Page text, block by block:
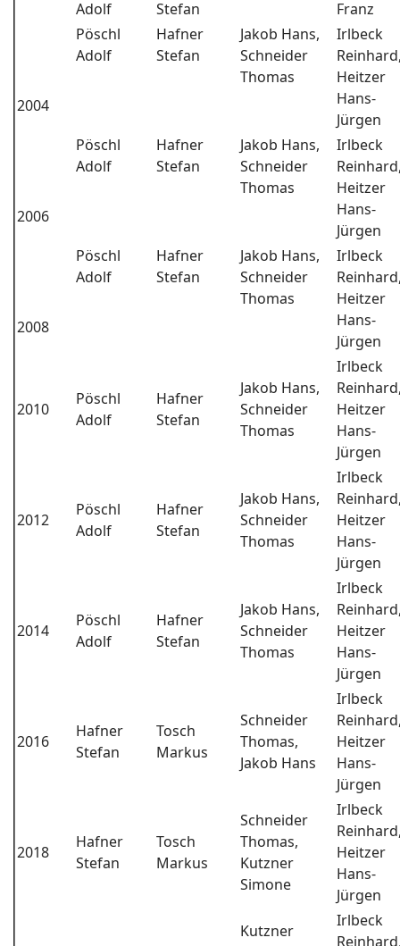
Adolf Stefan Franz
2004
Pöschl
Adolf
Hafner
Stefan
Jakob Hans,
Schneider
Thomas
Irlbeck
Heitzer
Hans-
Jürgen
2006
Pöschl
Adolf
Hafner
Stefan
Jakob Hans,
Schneider
Thomas
Irlbeck
Heitzer
Hans-
Jürgen
2008
Pöschl
Adolf
Hafner
Stefan
Jakob Hans,
Schneider
Thomas
Irlbeck
Heitzer
Hans-
Jürgen
2010
Pöschl
Adolf
Hafner
Stefan
Jakob Hans,
Schneider
Thomas
Irlbeck
Heitzer
Hans-
Jürgen
2012
Pöschl
Adolf
Hafner
Stefan
Jakob Hans,
Schneider
Thomas
Irlbeck
Heitzer
Hans-
Jürgen
2014
Pöschl
Adolf
Hafner
Stefan
Jakob Hans,
Schneider
Thomas
Irlbeck
Heitzer
Hans-
Jürgen
2016
Hafner
Stefan
Tosch
Markus
Schneider
Thomas,
Jakob Hans
Irlbeck
Heitzer
Hans-
Jürgen
2018
Hafner
Stefan
Tosch
Markus
Schneider
Thomas,
Kutzner
Simone
Irlbeck
Heitzer
Hans-
Jürgen
Kutzner
Irlbeck